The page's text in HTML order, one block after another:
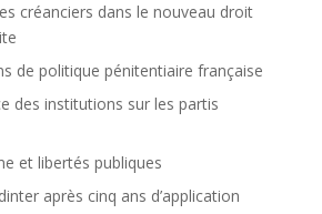
créanciers dans le nouveau droit
de politique pénitentiaire française
des institutions sur les partis
et libertés publiques
après cinq ans d’application